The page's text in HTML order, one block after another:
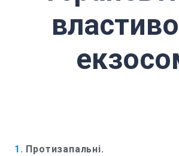
1. Протизапальні.